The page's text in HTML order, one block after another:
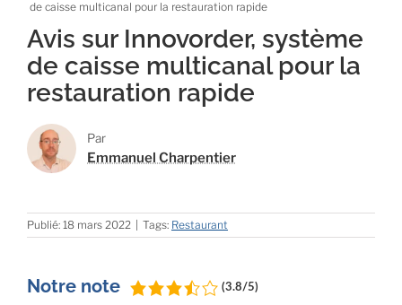
de caisse multicanal pour la restauration rapide
Avis sur Innovorder, système
de caisse multicanal pour la
restauration rapide
Par
Emmanuel Charpentier
Publié: 18 mars 2022 Tags: Restaurant
Notre note (3.8/5)